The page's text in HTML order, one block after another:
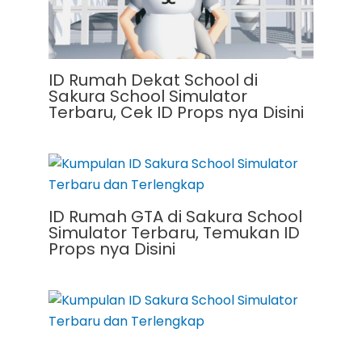
ID Rumah Dekat School di
Sakura School Simulator
Terbaru, Cek ID Props nya Disini
ID Rumah GTA di Sakura School
Simulator Terbaru, Temukan ID
Props nya Disini